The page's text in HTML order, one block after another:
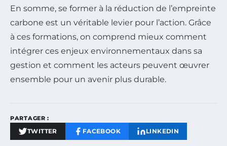
En somme, se former à la réduction de l’empreinte
carbone est un véritable levier pour l’action. Grâce
à ces formations, on comprend mieux comment
intégrer ces enjeux environnementaux dans sa
gestion et comment les acteurs peuvent œuvrer
ensemble pour un avenir plus durable.
PARTAGER :
TWITTER FACEBOOK LINKEDIN